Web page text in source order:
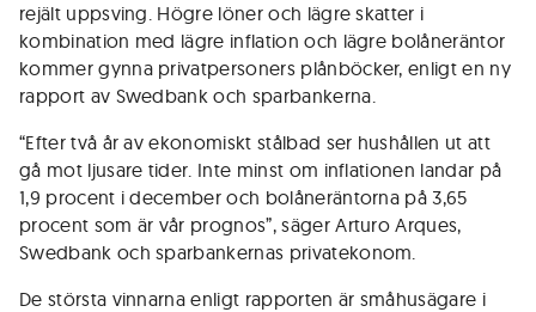
rejält uppsving. Högre löner och lägre skatter i
kombination med lägre inflation och lägre bolåneräntor
kommer gynna privatpersoners plånböcker, enligt en ny
rapport av Swedbank och sparbankerna.
“Efter två år av ekonomiskt stålbad ser hushållen ut att
gå mot ljusare tider. Inte minst om inflationen landar på
1,9 procent i december och bolåneräntorna på 3,65
procent som är vår prognos”, säger Arturo Arques,
Swedbank och sparbankernas privatekonom.
De största vinnarna enligt rapporten är småhusägare i